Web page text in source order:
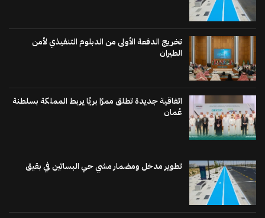
تخريج الدفعة الأولى من الدبلوم التنفيذي لأمن
الطيران
اتفاقية جديدة تطلق ممرًا بريًا يربط المملكة بسلطنة
عُمان
تطوير مدخل ومضمار مشي حي البساتين في بقيق